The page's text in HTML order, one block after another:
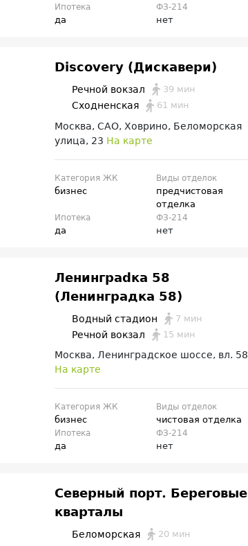
Ипотека
да
ФЗ-214
нет
Discovery (Дискавери)
Речной вокзал 39 мин
Сходненская 61 мин
Москва, САО, Ховрино, Беломорская
улица, 23 На карте
Категория ЖК
бизнес
Виды отделок
предчистовая
отделка
Ипотека
да
ФЗ-214
нет
Ленинграdка 58
(Ленинградка 58)
Водный стадион 7 мин
Речной вокзал 15 мин
Москва, Ленинградское шоссе, вл. 58
На карте
Категория ЖК
бизнес
Виды отделок
чистовая отделка
Ипотека
да
ФЗ-214
нет
Северный порт. Береговые
кварталы
Беломорская 20 мин